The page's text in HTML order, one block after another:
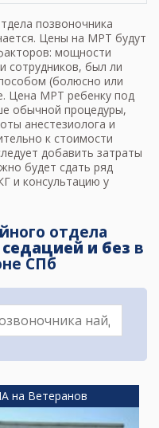
позвоночника
Цены на МРТ будут
мощности
сотрудников, был ли
(болюсно или
Цена МРТ ребенку под
обычной процедуры,
анестезиолога и
к стоимости
добавить затраты
будет сдать ряд
и консультацию у
отдела
седацией и без в
СПб
на Ветеранов